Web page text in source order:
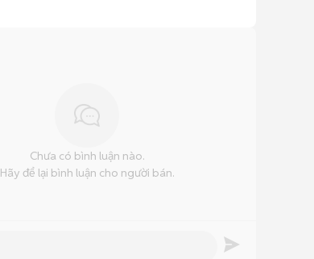
Chưa có bình luận nào.
Hãy để lại bình luận cho người bán.